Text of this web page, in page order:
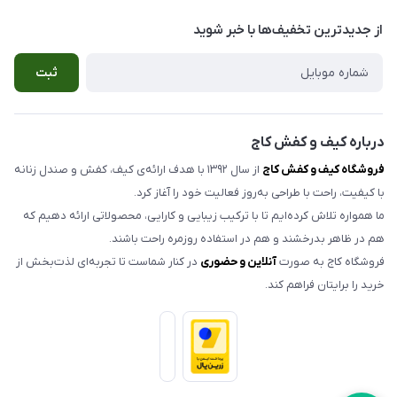
کیف زنانه
مدلهای تک سایز و حراجی
راهنمای سفارش
تماس با ما
از جدید‌ترین تخفیف‌ها با‌ خبر شوید
ثبت
درباره کیف و کفش کاج
فروشگاه کیف و کفش کاج
از سال ۱۳۹۲ با هدف ارائه‌ی کیف، کفش و صندل زنانه
با کیفیت، راحت با طراحی به‌روز فعالیت خود را آغاز کرد.
ما همواره تلاش کرده‌ایم تا با ترکیب زیبایی و کارایی، محصولاتی ارائه دهیم که
هم در ظاهر بدرخشند و هم در استفاده روزمره راحت باشند.
فروشگاه کاج به صورتآنلاین و حضوری در کنار شماست تا تجربه‌ای لذت‌بخش از
خرید را برایتان فراهم کند.